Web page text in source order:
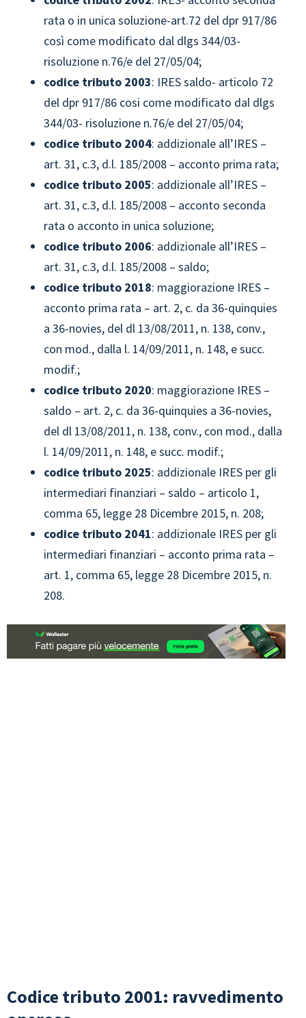
rata o in unica soluzione-art.72 del dpr 917/86
così come modificato dal dlgs 344/03-
risoluzione n.76/e del 27/05/04;
codice tributo 2003: IRES saldo- articolo 72
del dpr 917/86 cosi come modificato dal dlgs
344/03- risoluzione n.76/e del 27/05/04;
codice tributo 2004: addizionale all’IRES –
art. 31, c.3, d.l. 185/2008 – acconto prima rata;
codice tributo 2005: addizionale all’IRES –
art. 31, c.3, d.l. 185/2008 – acconto seconda
rata o acconto in unica soluzione;
codice tributo 2006: addizionale all’IRES –
art. 31, c.3, d.l. 185/2008 – saldo;
codice tributo 2018: maggiorazione IRES –
acconto prima rata – art. 2, c. da 36-quinquies
a 36-novies, del dl 13/08/2011, n. 138, conv.,
con mod., dalla l. 14/09/2011, n. 148, e succ.
modif.;
codice tributo 2020: maggiorazione IRES –
saldo – art. 2, c. da 36-quinquies a 36-novies,
del dl 13/08/2011, n. 138, conv., con mod., dalla
l. 14/09/2011, n. 148, e succ. modif.;
codice tributo 2025: addizionale IRES per gli
intermediari finanziari – saldo – articolo 1,
comma 65, legge 28 Dicembre 2015, n. 208;
codice tributo 2041: addizionale IRES per gli
intermediari finanziari – acconto prima rata –
art. 1, comma 65, legge 28 Dicembre 2015, n.
208.
Codice tributo 2001: ravvedimento